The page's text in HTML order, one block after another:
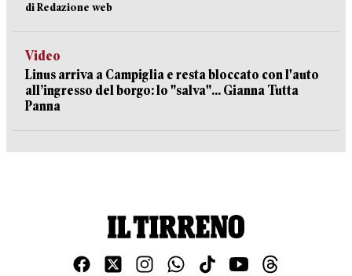
di Redazione web
Video
Linus arriva a Campiglia e resta bloccato con l'auto
all’ingresso del borgo: lo "salva"... Gianna Tutta
Panna